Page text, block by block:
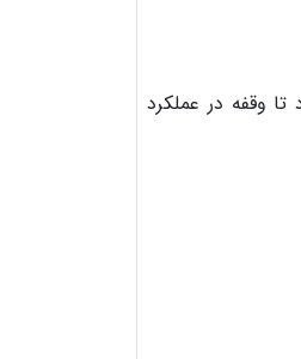
وقفه در عملکرد